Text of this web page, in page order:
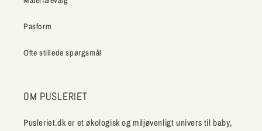
Pasform
Ofte stillede spørgsmål
OM PUSLERIET
Pusleriet.dk er et økologisk og miljøvenligt univers til baby,